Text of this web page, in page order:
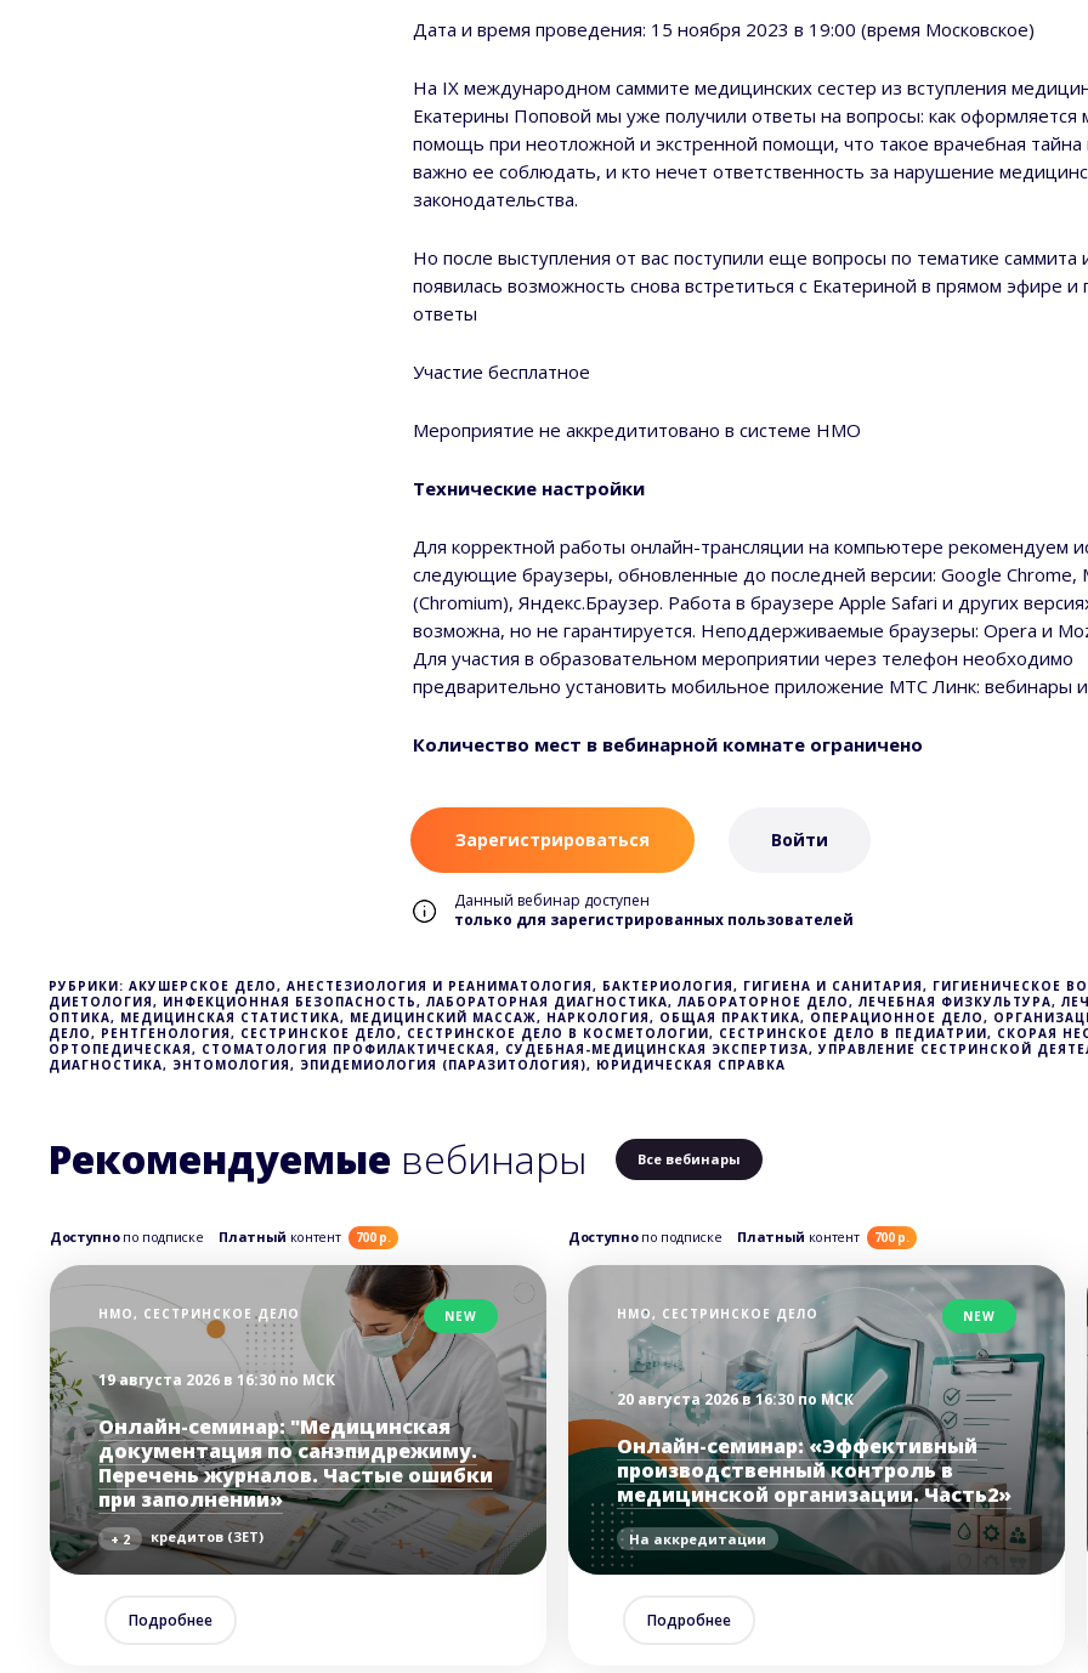
Дата и время проведения: 15 ноября 2023 в 19:00 (время Московское)
На IX международном саммите медицинских сестер из вступления
Екатерины Поповой мы уже получили ответы на вопросы: как оформляется
помощь при неотложной и экстренной помощи, что такое врачебная тайна
важно ее соблюдать, и кто нечет ответственность за нарушение
законодательства.
Но после выступления от вас поступили еще вопросы по тематике саммита
появилась возможность снова встретиться с Екатериной в прямом эфире и
ответы
Участие бесплатное
Мероприятие не аккредититовано в системе НМО
Технические настройки
Для корректной работы онлайн-трансляции на компьютере рекомендуем
следующие браузеры, обновленные до последней версии: Google Chrome,
(Chromium), Яндекс.Браузер. Работа в браузере Apple Safari и других
возможна, но не гарантируется. Неподдерживаемые браузеры: Opera и
Для участия в образовательном мероприятии через телефон необходимо
предварительно установить мобильное приложение МТС Линк: вебинары
Количество мест в вебинарной комнате ограничено
Зарегистрироваться Войти
Данный вебинар доступен
только для зарегистрированных пользователей
РУБРИКИ: АКУШЕРСКОЕ ДЕЛО, АНЕСТЕЗИОЛОГИЯ И РЕАНИМАТОЛОГИЯ, БАКТЕРИОЛОГИЯ, ГИГИЕНА И САНИТАРИЯ, ГИГИЕНИЧЕСКОЕ
ДИЕТОЛОГИЯ, ИНФЕКЦИОННАЯ БЕЗОПАСНОСТЬ, ЛАБОРАТОРНАЯ ДИАГНОСТИКА, ЛАБОРАТОРНОЕ ДЕЛО, ЛЕЧЕБНАЯ ФИЗКУЛЬТУРА,
ОПТИКА, МЕДИЦИНСКАЯ СТАТИСТИКА, МЕДИЦИНСКИЙ МАССАЖ, НАРКОЛОГИЯ, ОБЩАЯ ПРАКТИКА, ОПЕРАЦИОННОЕ ДЕЛО,
ДЕЛО, РЕНТГЕНОЛОГИЯ, СЕСТРИНСКОЕ ДЕЛО, СЕСТРИНСКОЕ ДЕЛО В КОСМЕТОЛОГИИ, СЕСТРИНСКОЕ ДЕЛО В ПЕДИАТРИИ, СКОРАЯ
ОРТОПЕДИЧЕСКАЯ, СТОМАТОЛОГИЯ ПРОФИЛАКТИЧЕСКАЯ, СУДЕБНАЯ-МЕДИЦИНСКАЯ ЭКСПЕРТИЗА, УПРАВЛЕНИЕ СЕСТРИНСКОЙ
ДИАГНОСТИКА, ЭНТОМОЛОГИЯ, ЭПИДЕМИОЛОГИЯ (ПАРАЗИТОЛОГИЯ), ЮРИДИЧЕСКАЯ СПРАВКА
Рекомендуемые вебинары Все вебинары
Доступнопо подписке Платный контент 700 р.
НМО, СЕСТРИНСКОЕ ДЕЛО NEW
19 августа 2026 в 16:30 по МСК
Онлайн-семинар: "Медицинская
документация по санэпидрежиму.
Перечень журналов. Частые ошибки
при заполнении»
+ 2 кредитов (ЗЕТ)
Подробнее
Доступнопо подписке Платный контент 700 р.
НМО, СЕСТРИНСКОЕ ДЕЛО NEW
20 августа 2026 в 16:30 по МСК
Онлайн-семинар: «Эффективный
производственный контроль в
медицинской организации. Часть2»
На аккредитации
Подробнее